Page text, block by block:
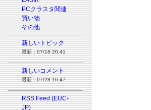
PCクラスタ関連
買い物
その他
新しいトピック
最新：07/18 20:41
新しいコメント
最新：07/28 16:47
RSS Feed (EUC-
JP)